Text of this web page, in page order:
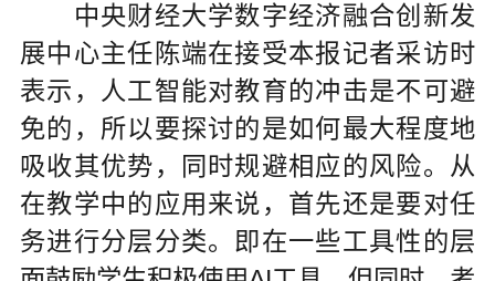
中央财经大学数字经济融合创新发
展中心主任陈端在接受本报记者采访时
表示，人工智能对教育的冲击是不可避
免的，所以要探讨的是如何最大程度地
吸收其优势，同时规避相应的风险。从
在教学中的应用来说，首先还是要对任
务进行分层分类。即在一些工具性的层